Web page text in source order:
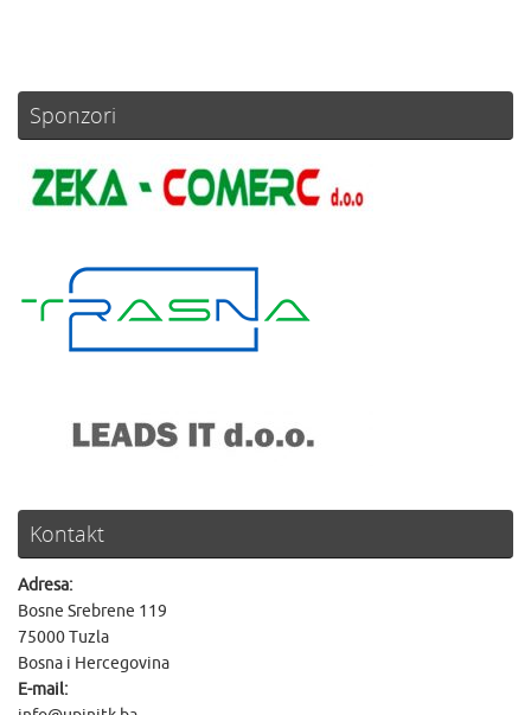
Sponzori
Kontakt
Adresa:
Bosne Srebrene 119
75000 Tuzla
Bosna i Hercegovina
E-mail: